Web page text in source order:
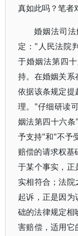
真如此吗？笔者
婚姻法司
定："人民法院
于婚姻法第四
持。在婚姻关系
依据该条规定提
理。"仔细研读
姻法第四十六
予支持"和"不予
赔偿的请求权基
于某个事实，
实相符合；法
起诉，正是因
础的法律规定相
害赔偿，适用